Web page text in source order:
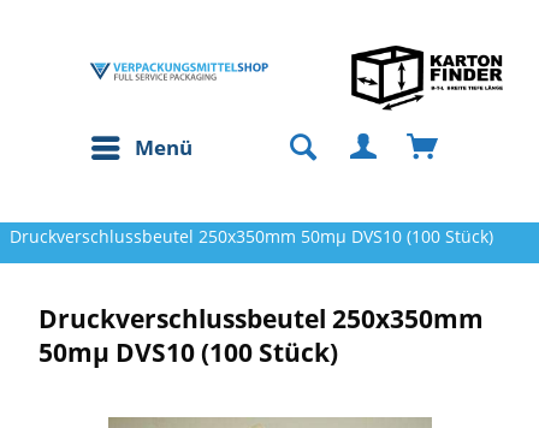
Menü
Druckverschlussbeutel 250x350mm 50mµ DVS10 (100 Stück)
Druckverschlussbeutel 250x350mm
50mµ DVS10 (100 Stück)